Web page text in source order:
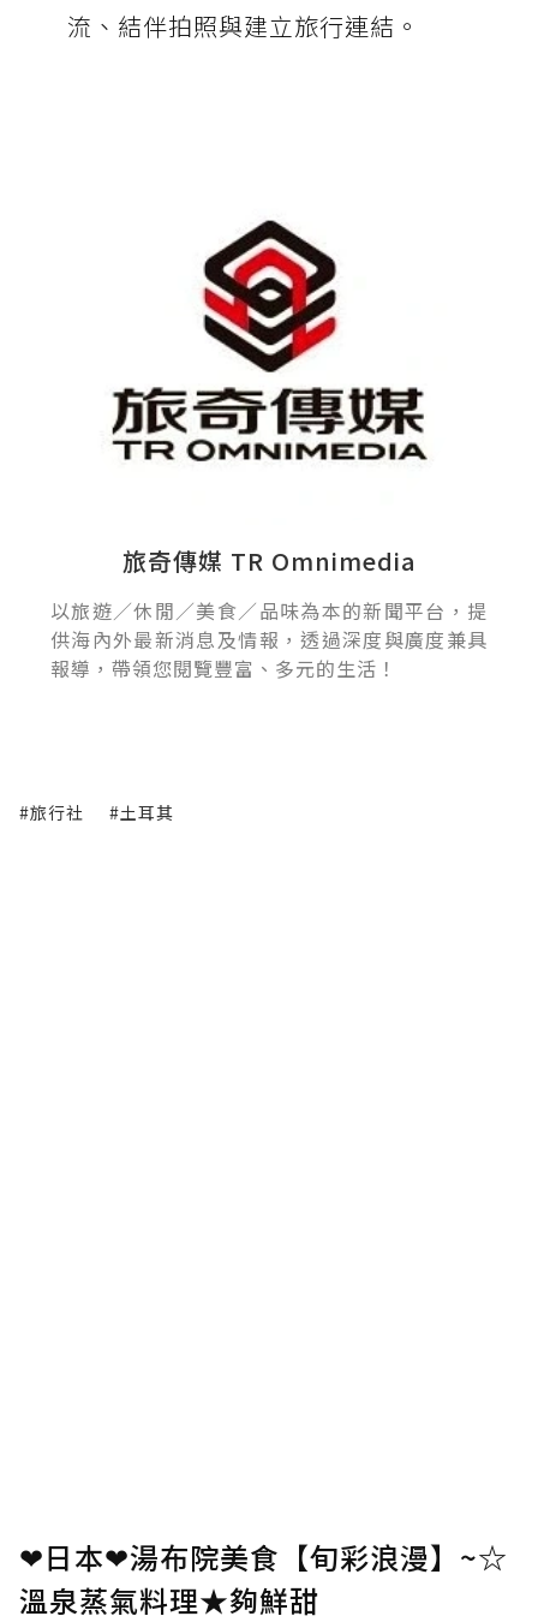
流、結伴拍照與建立旅行連結。
旅奇傳媒 TR Omnimedia
以旅遊／休閒／美食／品味為本的新聞平台，提
供海內外最新消息及情報，透過深度與廣度兼具
報導，帶領您閱覽豐富、多元的生活！
#旅行社 #土耳其
❤日本❤湯布院美食【旬彩浪漫】~☆
溫泉蒸氣料理★夠鮮甜